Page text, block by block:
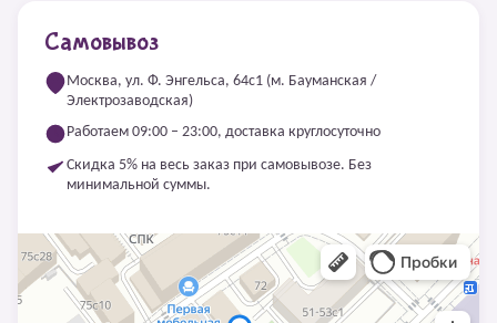
Самовывоз
Москва, ул. Ф. Энгельса, 64с1 (м. Бауманская /
Электрозаводская)
Работаем 09:00 – 23:00, доставка круглосуточно
Скидка 5% на весь заказ при самовывозе. Без
минимальной суммы.